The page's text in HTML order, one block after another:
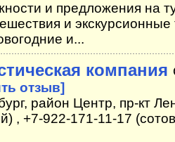
и предложения на
и
и...
компания
отзыв]
район Центр, пр-кт
, +7-922-171-11-17